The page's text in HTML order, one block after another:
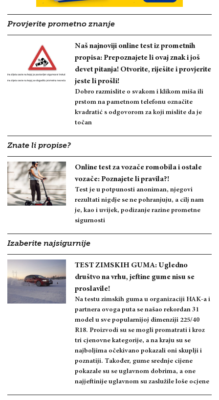
Provjerite prometno znanje
Naš najnoviji online test iz prometnih
propisa: Prepoznajete li ovaj znak i još
devet pitanja! Otvorite, riješite i provjerite
jeste li prošli!
Dobro razmislite o svakom i klikom miša ili
prstom na pametnom telefonu označite
kvadratić s odgovorom za koji mislite da je
točan
Znate li propise?
Online test za vozače romobila i ostale
vozače: Poznajete li pravila?!
Test je u potpunosti anoniman, njegovi
rezultati nigdje se ne pohranjuju, a cilj nam
je, kao i uvijek, podizanje razine prometne
sigurnosti
Izaberite najsigurnije
TEST ZIMSKIH GUMA: Ugledno
društvo na vrhu, jeftine gume nisu se
proslavile!
Na testu zimskih guma u organizaciji HAK-a i
partnera ovoga puta se našao rekordan 31
model u sve popularnijoj dimenziji 225/40
R18. Proizvodi su se mogli promatrati i kroz
tri cjenovne kategorije, a na kraju su se
najboljima očekivano pokazali oni skuplji i
poznatiji. Također, gume srednje cijene
pokazale su se uglavnom dobrima, a one
najjeftinije uglavnom su zaslužile loše ocjene